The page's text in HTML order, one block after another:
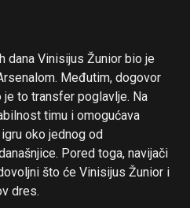
dana Vinisijus Žunior bio je
Međutim, dogovor
to transfer poglavlje. Na
timu i omogućava
oko jednog od
Pored toga, navijači
što će Vinisijus Žunior i
dres.